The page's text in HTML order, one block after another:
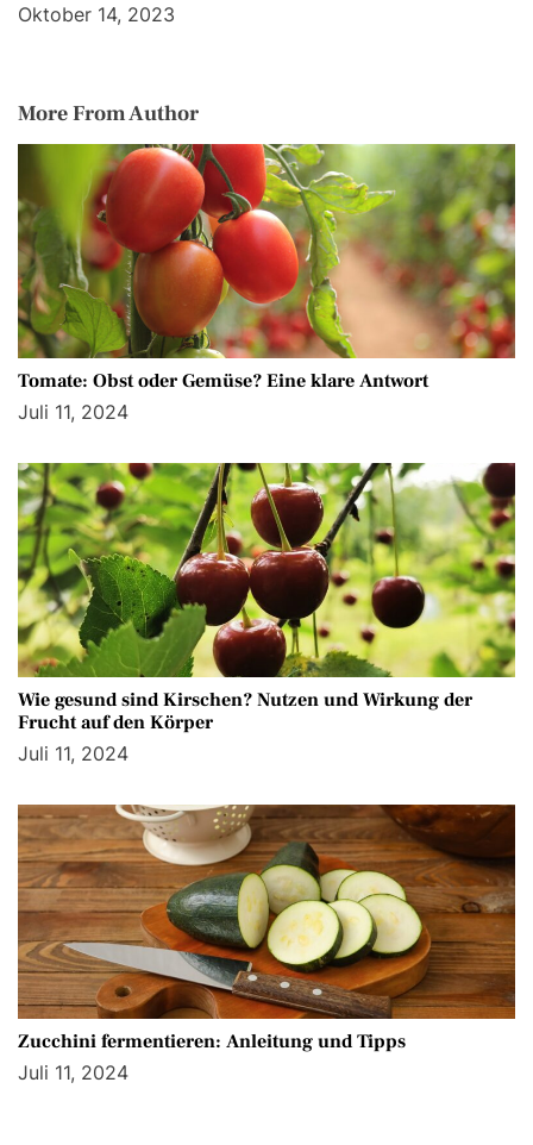
Oktober 14, 2023
More From Author
Tomate: Obst oder Gemüse? Eine klare Antwort
Juli 11, 2024
Wie gesund sind Kirschen? Nutzen und Wirkung der
Frucht auf den Körper
Juli 11, 2024
Zucchini fermentieren: Anleitung und Tipps
Juli 11, 2024